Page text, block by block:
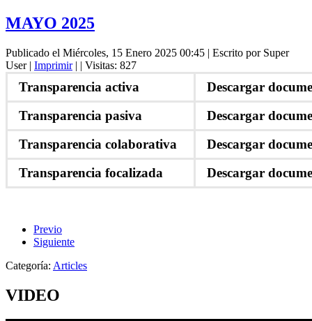
MAYO 2025
Publicado el Miércoles, 15 Enero 2025 00:45 | Escrito por Super
User| Imprimir| | Visitas: 827
Transparencia activa
Descargar
Transparencia pasiva
Descargar
Transparencia colaborativa
Descargar
Transparencia focalizada
Descargar
Previo
Siguiente
Categoría: Articles
VIDEO